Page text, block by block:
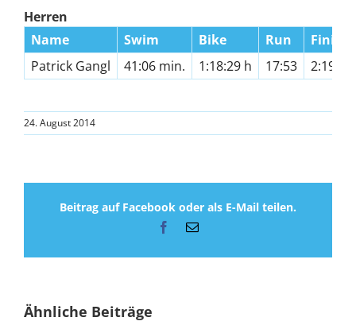
Herren
Name
Swim Bike Run
Finish
Patrick Gangl
41:06 min. 1:18:29 h 17:53
24. August 2014
Beitrag auf Facebook oder als E-Mail teilen.
Facebook
E-
Ähnliche Beiträge